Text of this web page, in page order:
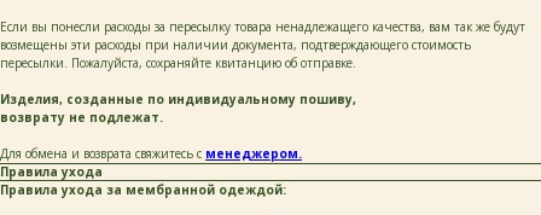
Если вы понесли расходы за пересылку товара ненадлежащего качества, вам так же будут
возмещены эти расходы при наличии документа, подтверждающего стоимость
пересылки. Пожалуйста, сохраняйте квитанцию об отправке.
Изделия, созданные по индивидуальному пошиву,
возврату не подлежат.
Для обмена и возврата свяжитесь с менеджером.
Правила ухода
Правила ухода за мембранной одеждой: